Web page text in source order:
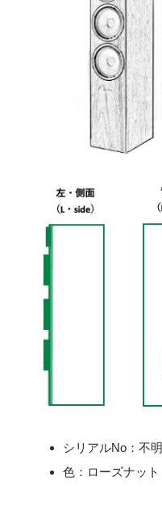
シリアルNo：不明
色：ローズナット